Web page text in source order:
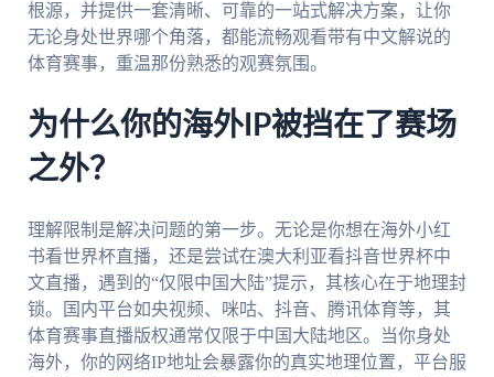
根源，并提供一套清晰、可靠的一站式解决方案，让你
无论身处世界哪个角落，都能流畅观看带有中文解说的
体育赛事，重温那份熟悉的观赛氛围。
为什么你的海外IP被挡在了赛场
之外？
理解限制是解决问题的第一步。无论是你想在海外小红
书看世界杯直播，还是尝试在澳大利亚看抖音世界杯中
文直播，遇到的“仅限中国大陆”提示，其核心在于地理封
锁。国内平台如央视频、咪咕、抖音、腾讯体育等，其
体育赛事直播版权通常仅限于中国大陆地区。当你身处
海外，你的网络IP地址会暴露你的真实地理位置，平台服